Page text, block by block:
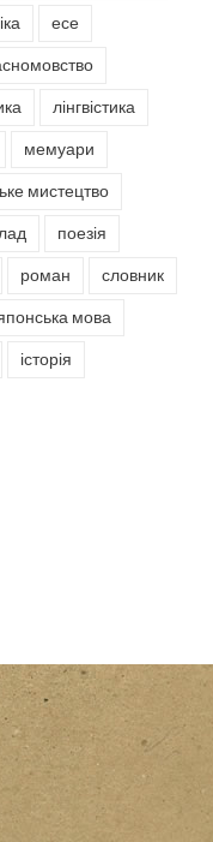
есе
лінгвістика
мемуари
мистецтво
поезія
роман словник
мова
історія